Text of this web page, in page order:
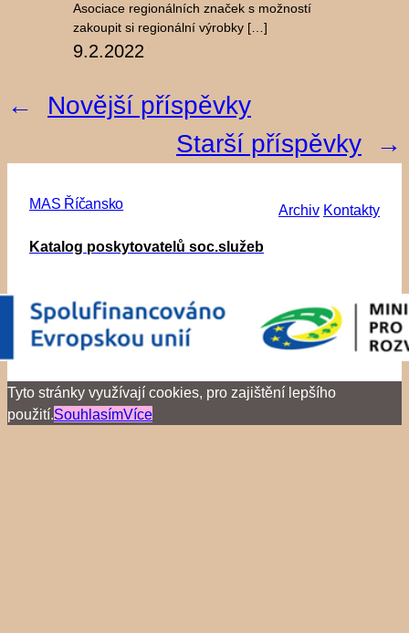
Asociace regionálních značek s možností
zakoupit si regionální výrobky […]
9.2.2022
←
Novější příspěvky
Starší příspěvky
→
MAS Říčansko Archiv Kontakty
Katalog poskytovatelů soc.služeb
Tyto stránky využívají cookies, pro zajištění lepšího
použití.SouhlasímVíce